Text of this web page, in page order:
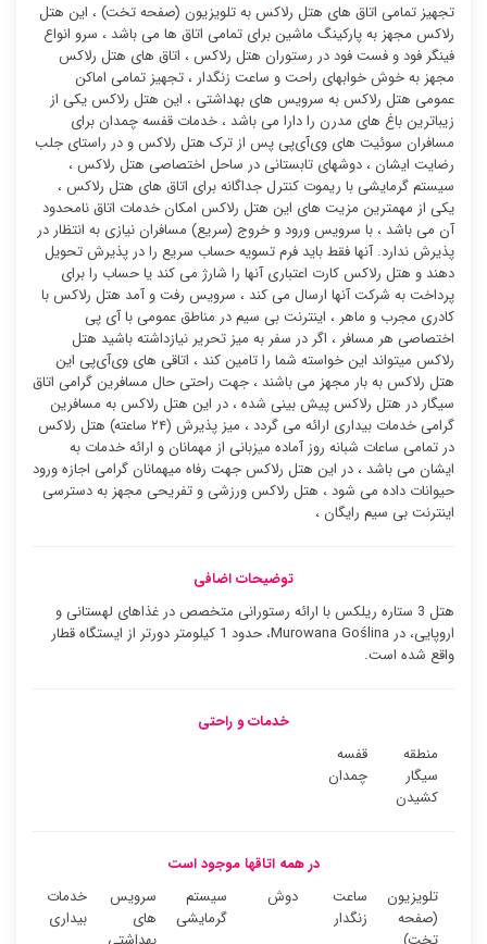
تجهیز تمامی اتاق های هتل رلاکس به تلویزیون (صفحه تخت) ، این هتل
رلاکس مجهز به پارکینگ ماشین برای تمامی اتاق ها می باشد ، سرو انواع
فینگر فود و فست فود در رستوران هتل رلاکس ، اتاق های هتل رلاکس
مجهز به خوش خوابهای راحت و ساعت زنگدار ، تجهیز تمامی اماکن
عمومی هتل رلاکس به سرویس های بهداشتی ، این هتل رلاکس یکی از
زیباترین باغ های مدرن را دارا می باشد ، خدمات قفسه چمدان برای
مسافران سوئیت ‌های وی‌آی‌پی پس از ترک هتل رلاکس و در راستای جلب
رضایت ایشان ، دوشهای تابستانی در ساحل اختصاصی هتل رلاکس ،
سیستم گرمایشی با ریموت کنترل جداگانه برای اتاق های هتل رلاکس ،
یکی از مهمترین مزیت های این هتل رلاکس امکان خدمات اتاق نامحدود
آن می باشد ، با سرویس ورود و خروج (سریع) مسافران نیازی به انتظار در
پذیرش ندارد. آنها فقط باید فرم تسویه حساب سریع را در پذیرش تحویل
دهند و هتل رلاکس کارت اعتباری آنها را شارژ می کند یا حساب را برای
پرداخت به شرکت آنها ارسال می کند ، سرویس رفت و آمد هتل رلاکس با
کادری مجرب و ماهر ، اینترنت بی سیم در مناطق عمومی با آی پی
اختصاصی هر مسافر ، اگر در سفر به میز تحریر نیازداشته باشید هتل
رلاکس میتواند این خواسته شما را تامین کند ، اتاقی های وی‌آی‌پی این
هتل رلاکس به بار مجهز می باشند ، جهت راحتی حال مسافرین گرامی اتاق
سیگار در هتل رلاکس پیش بینی شده ، در این هتل رلاکس به مسافرین
گرامی خدمات بیداری ارائه می گردد ، میز پذیرش (۲۴ ساعته) هتل رلاکس
در تمامی ساعات شبانه روز آماده میزبانی از مهمانان و ارائه خدمات به
ایشان می باشد ، در این هتل رلاکس جهت رفاه میهمانان گرامی اجازه ورود
حیوانات داده می شود ، هتل رلاکس ورزشی و تفریحی مجهز به دسترسی
اینترنت بی سیم رایگان ،
توضیحات اضافی
هتل 3 ستاره ریلکس با ارائه رستورانی متخصص در غذاهای لهستانی و
اروپایی، در Murowana Goślina، حدود 1 کیلومتر دورتر از ایستگاه قطار
واقع شده است.
خدمات و راحتی
منطقه
سیگار
کشیدن
قفسه
چمدان
در همه اتاقها موجود است
تلویزیون
(صفحه
ساعت
زنگدار
دوش
سیستم
گرمایشی
سرویس
های
خدمات
بیداری